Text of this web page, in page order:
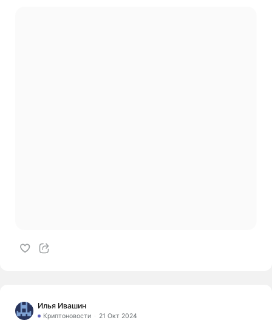
Илья Ивашин
Криптоновости 21 Окт 2024